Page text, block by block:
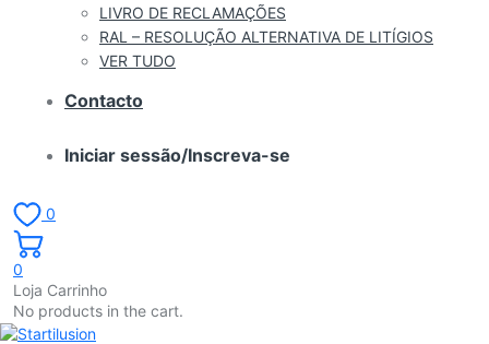
LIVRO DE RECLAMAÇÕES
RAL – RESOLUÇÃO ALTERNATIVA DE LITÍGIOS
VER TUDO
Contacto
Iniciar sessão/Inscreva-se
0
0
Loja Carrinho
No products in the cart.